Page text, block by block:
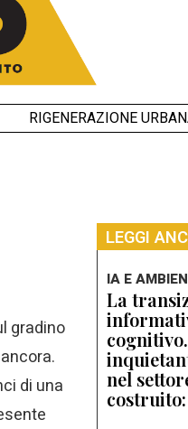
RIGENERAZIONE
gradino
di una
LEGGI
IA E
La
nel